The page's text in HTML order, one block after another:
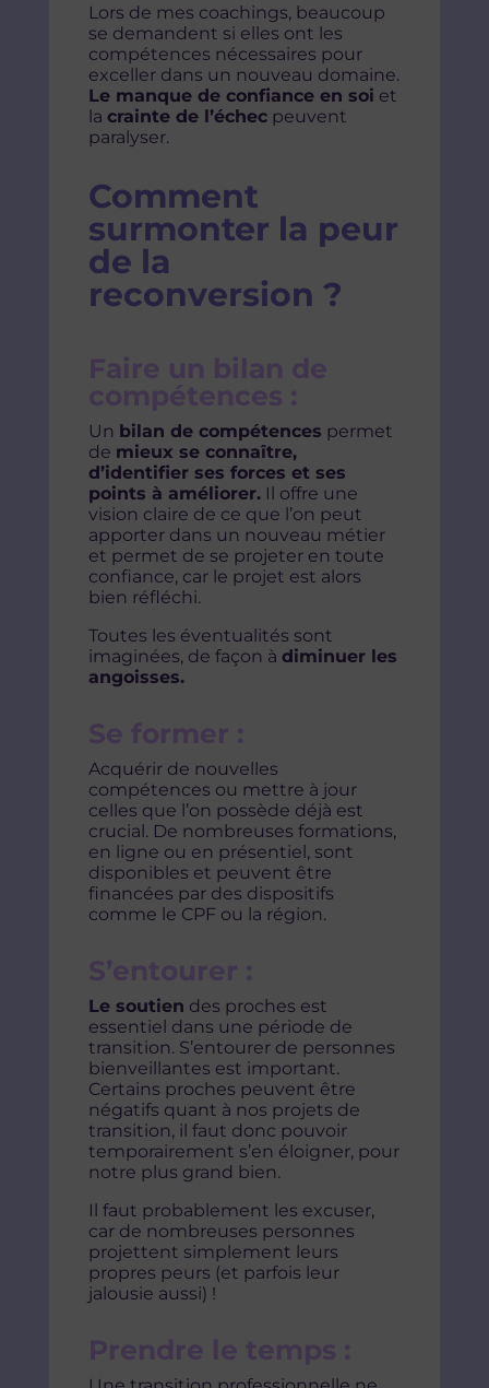
Lors de mes coachings, beaucoup
se demandent si elles ont les
compétences nécessaires pour
exceller dans un nouveau domaine.
Le manque de confiance en soi et
la crainte de l’échecpeuvent
paralyser.
Comment
surmonter la peur
de la
reconversion ?
Faire un bilan de
compétences :
Un bilan de compétences permet
de mieux se connaître,
d’identifier ses forces et ses
points à améliorer.Il offre une
vision claire de ce que l’on peut
apporter dans un nouveau métier
et permet de se projeter en toute
confiance, car le projet est alors
bien réfléchi.
Toutes les éventualités sont
imaginées, de façon à diminuer les
angoisses.
Se former :
Acquérir de nouvelles
compétences ou mettre à jour
celles que l’on possède déjà est
crucial. De nombreuses formations,
en ligne ou en présentiel, sont
disponibles et peuvent être
financées par des dispositifs
comme le CPF ou la région.
S’entourer :
Le soutien des proches est
essentiel dans une période de
transition. S’entourer de personnes
bienveillantes est important.
Certains proches peuvent être
négatifs quant à nos projets de
transition, il faut donc pouvoir
temporairement s’en éloigner, pour
notre plus grand bien.
Il faut probablement les excuser,
car de nombreuses personnes
projettent simplement leurs
propres peurs (et parfois leur
jalousie aussi) !
Prendre le temps :